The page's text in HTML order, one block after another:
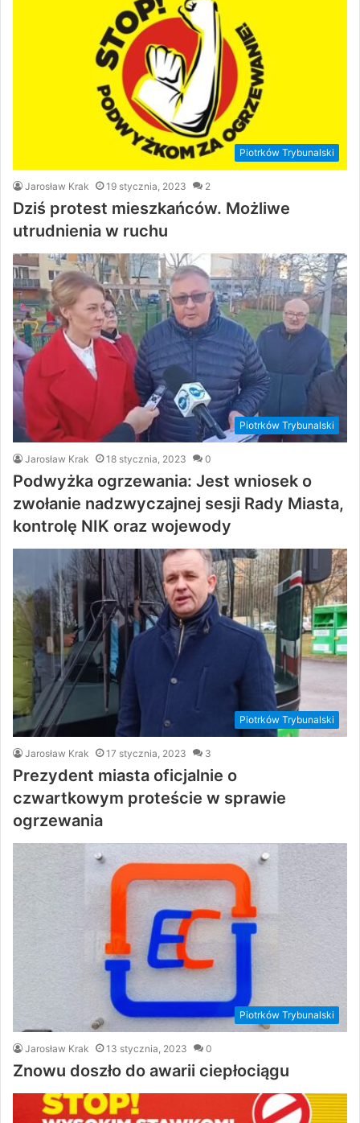
Piotrków Trybunalski
Jarosław Krak 19 stycznia, 2023 2
Dziś protest mieszkańców. Możliwe
utrudnienia w ruchu
Piotrków Trybunalski
Jarosław Krak 18 stycznia, 2023 0
Podwyżka ogrzewania: Jest wniosek o
zwołanie nadzwyczajnej sesji Rady Miasta,
kontrolę NIK oraz wojewody
Piotrków Trybunalski
Jarosław Krak 17 stycznia, 2023 3
Prezydent miasta oficjalnie o
czwartkowym proteście w sprawie
ogrzewania
Piotrków Trybunalski
Jarosław Krak 13 stycznia, 2023 0
Znowu doszło do awarii ciepłociągu